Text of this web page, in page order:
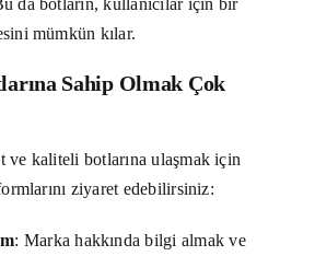
mümkün kılar.
Sahip Olmak Çok
ve kaliteli botlarına ulaşmak için
ziyaret edebilirsiniz:
: Marka hakkında bilgi almak ve